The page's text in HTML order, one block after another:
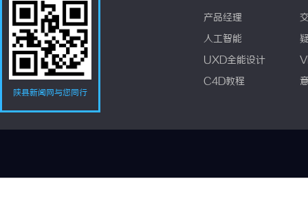
陕县新闻网与您同行
产品经理
人工智能
UXD全能设计
C4D教程